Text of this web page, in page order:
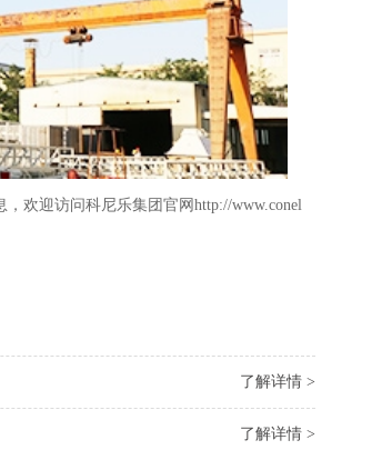
欢迎访问科尼乐集团官网 http://www.conel
了解详情 >
了解详情 >